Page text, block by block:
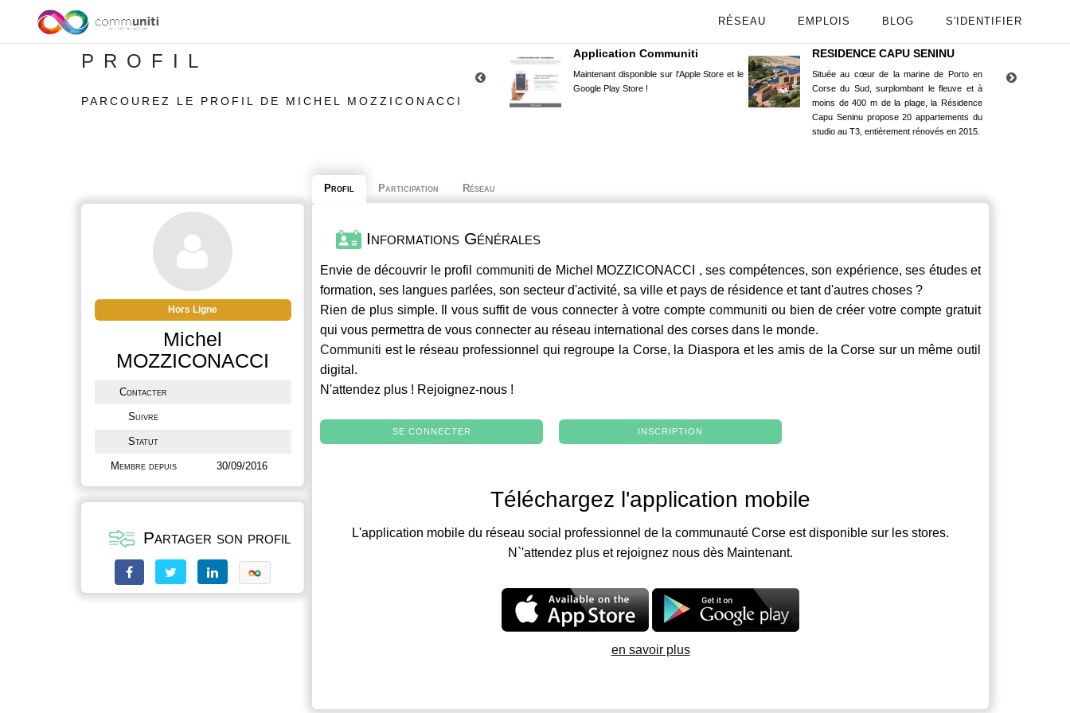
RÉSEAU EMPLOIS BLOG S'IDENTIFIER
PROFIL
PARCOUREZ LE PROFIL DE MICHEL MOZZICONACCI
Application Communiti
Maintenant disponible sur l'Apple Store et le
Google Play Store !
RESIDENCE CAPU SENINU
Située au cœur de la marine de Porto en
Corse du Sud, surplombant le fleuve et à
moins de 400 m de la plage, la Résidence
Capu Seninu propose 20 appartements du
studio au T3, entièrement rénovés en 2015.
Hors Ligne
Michel
MOZZICONACCI
Contacter
Suivre
Statut
Membre depuis 30/09/2016
Partager son profil
Profil Participation Réseau
Informations Générales
Envie de découvrir le profil communiti de Michel MOZZICONACCI , ses compétences, son expérience, ses études et
formation, ses langues parlées, son secteur d'activité, sa ville et pays de résidence et tant d'autres choses ?
Rien de plus simple. Il vous suffit de vous connecter à votre comptecommuniti ou bien de créer votre compte gratuit
qui vous permettra de vous connecter au réseau international des corses dans le monde.
Communiti est le réseau professionnel qui regroupe la Corse, la Diaspora et les amis de la Corse sur un même outil
digital.
N'attendez plus ! Rejoignez-nous !
SE CONNECTER INSCRIPTION
Téléchargez l'application mobile
L'application mobile du réseau social professionnel de la communauté Corse est disponible sur les stores.
N`'attendez plus et rejoignez nous dès Maintenant.
en savoir plus